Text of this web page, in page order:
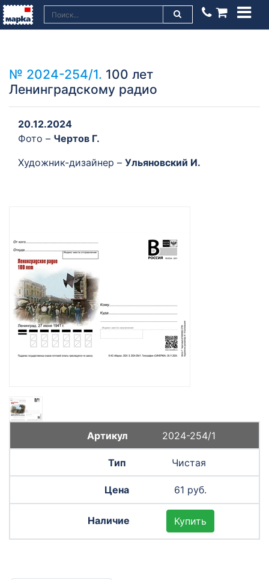
№ 2024-254/1. 100 лет
Ленинградскому радио
20.12.2024
Фото – Чертов Г.
Художник-дизайнер – Ульяновский И.
2024-254/1
Чистая
61 руб.
Купить